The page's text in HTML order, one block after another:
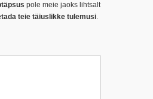
pole meie jaoks lihtsalt
teie täiuslikke tulemusi.